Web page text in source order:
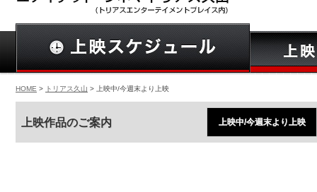
HOME > トリアス久山 > 上映中/今週末より上映
上映作品のご案内 上映中/今週末より上映